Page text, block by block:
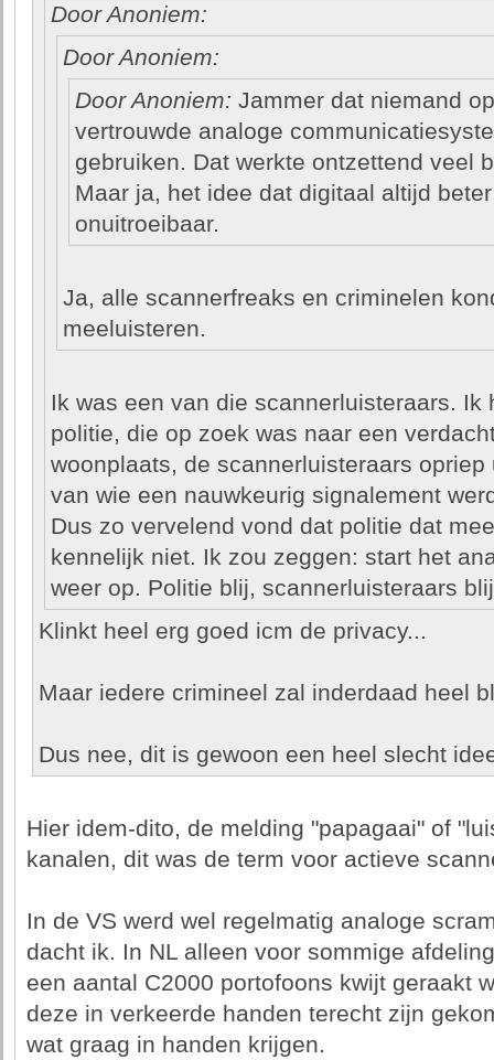
Door Anoniem:
Door Anoniem:
Door Anoniem: Jammer dat niemand
vertrouwde analoge
gebruiken. Dat werkte ontzettend veel
Maar ja, het idee dat digitaal altijd
onuitroeibaar.
Ja, alle scannerfreaks en criminelen
meeluisteren.
Ik was een van die scannerluisteraars. Ik
politie, die op zoek was naar een
woonplaats, de scannerluisteraars
van wie een nauwkeurig signalement
Dus zo vervelend vond dat politie dat
kennelijk niet. Ik zou zeggen: start het
weer op. Politie blij, scannerluisteraars
Klinkt heel erg goed icm de privacy...
Maar iedere crimineel zal inderdaad heel
Dus nee, dit is gewoon een heel slecht
Hier idem-dito, de melding "papagaai" of
kanalen, dit was de term voor actieve
In de VS werd wel regelmatig analoge
dacht ik. In NL alleen voor sommige
een aantal C2000 portofoons kwijt geraakt
deze in verkeerde handen terecht zijn
wat graag in handen krijgen.